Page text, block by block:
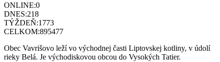
ONLINE:0
DNES:218
TÝŽDEŇ:1773
CELKOM:895477
Obec Vavrišovo leží vo východnej časti Liptovskej kotliny, v údolí
rieky Belá. Je východiskovou obcou do Vysokých Tatier.